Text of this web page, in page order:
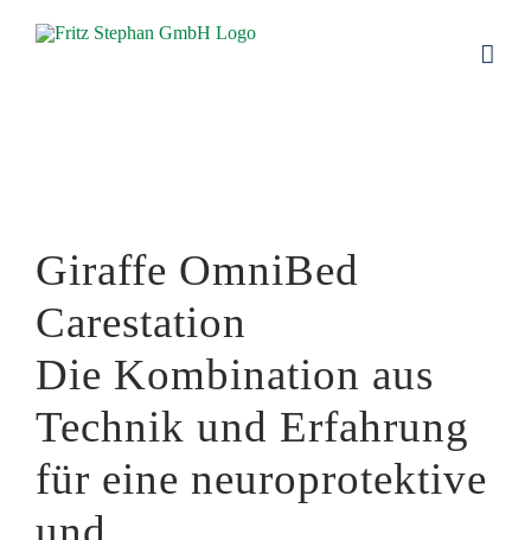
Giraffe OmniBed
Carestation
Die Kombination aus
Technik und Erfahrung
für eine neuroprotektive